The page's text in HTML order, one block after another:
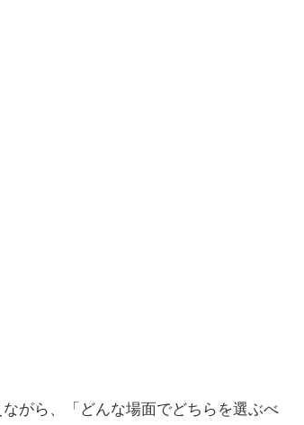
がら、「どんな場面でどちらを選ぶべ